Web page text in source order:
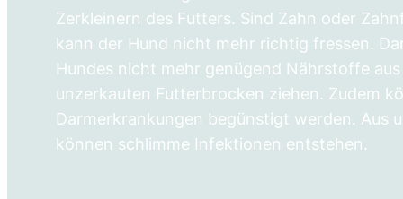
Zerkleinern des Futters. Sind Zahn oder
kann der Hund nicht mehr richtig fressen.
Hundes nicht mehr genügend Nährstoffe
unzerkauten Futterbrocken ziehen. Zudem
Darmerkrankungen begünstigt werden. Aus
können schlimme Infektionen entstehen.